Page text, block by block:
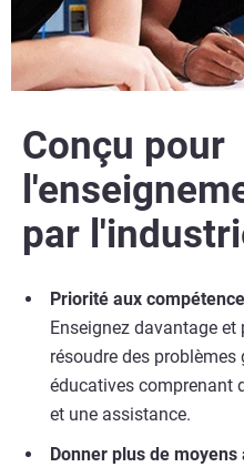
Conçu pour
par
Priorité aux
Enseignez davantage
résoudre des
éducatives comprenant
et une assistance.
Donner plus de